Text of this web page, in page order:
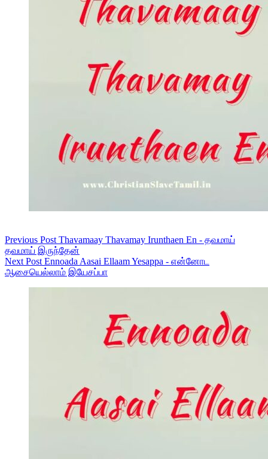
Previous Post Thavamaay Thavamay Irunthaen En - தவமாய்
தவமாய் இருந்தேன்
Next Post Ennoada Aasai Ellaam Yesappa - என்னோட
ஆசையெல்லாம் இயேசப்பா